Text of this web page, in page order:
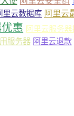
里云数据库 阿里云
惠 阿里云服务器
服务器 阿里云退款